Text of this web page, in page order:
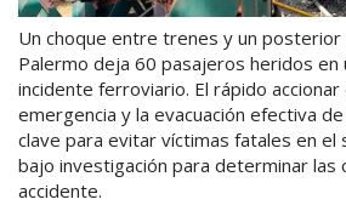
Un choque entre trenes y un
Palermo deja 60 pasajeros heridos en
incidente ferroviario. El rápido
emergencia y la evacuación efectiva
clave para evitar víctimas fatales en el
bajo investigación para determinar las
accidente.